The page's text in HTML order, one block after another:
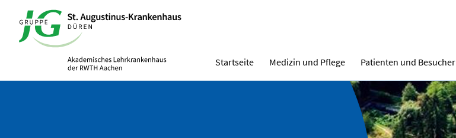
Startseite Medizin und Pflege Patienten und Besucher